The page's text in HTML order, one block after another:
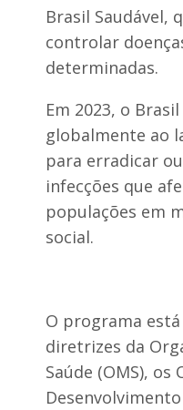
Brasil Saudável,
controlar
determinadas.
Em 2023, o
globalmente ao
para erradicar
infecções que
populações em
social.
O programa
diretrizes da
Saúde (OMS), os